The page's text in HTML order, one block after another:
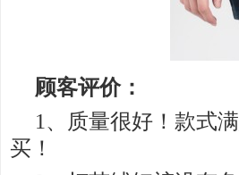
顾客评价：
1、质量很好！款式
买！